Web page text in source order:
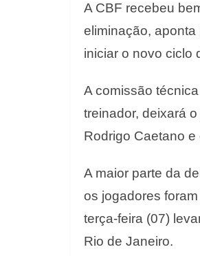
A CBF recebeu
eliminação,
iniciar o novo ciclo
A comissão
treinador, deixará
Rodrigo Caetano
A maior parte da
os jogadores
terça-feira (07)
Rio de Janeiro.